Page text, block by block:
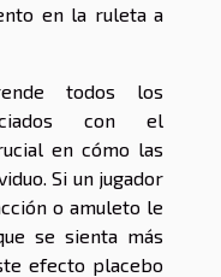
en la ruleta a
todos los
con el
en cómo las
Si un jugador
o amuleto le
se sienta más
efecto placebo